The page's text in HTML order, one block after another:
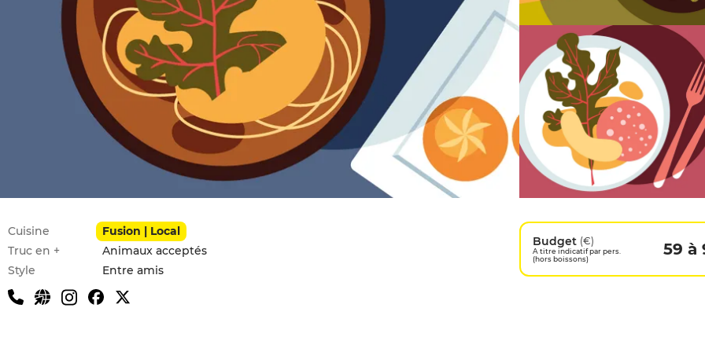
Infos pratiques
Cuisine
Fusion | Local
Truc en +
Animaux acceptés
Style
Entre amis
Budget (€)
A titre indicatif par pers.
(hors boissons)
59 à